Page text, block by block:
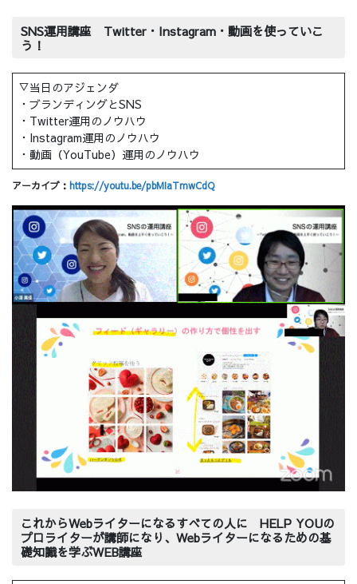
SNS運用講座 Twitter・Instagram・動画を使っていこ
う！
▽当日のアジェンダ
・ブランディングとSNS
・Twitter運用のノウハウ
・Instagram運用のノウハウ
・動画（YouTube）運用のノウハウ
アーカイブ： https://youtu.be/pbMIaTmwCdQ
これからWebライターになるすべての人に HELP YOUの
プロライターが講師になり、Webライターになるための基
礎知識を学ぶWEB講座